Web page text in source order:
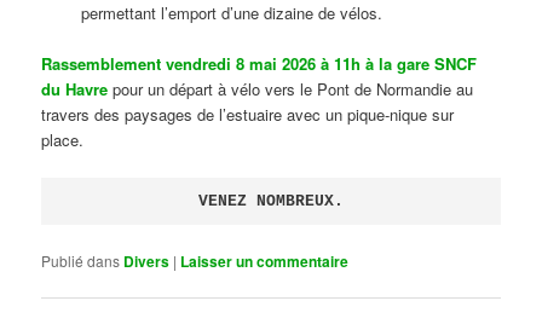
permettant l’emport d’une dizaine de vélos.
Rassemblement vendredi 8 mai 2026 à 11h à la gare SNCF
du Havre pour un départ à vélo vers le Pont de Normandie au
travers des paysages de l’estuaire avec un pique-nique sur
place.
VENEZ NOMBREUX.
Publié dans Divers | Laisser un commentaire